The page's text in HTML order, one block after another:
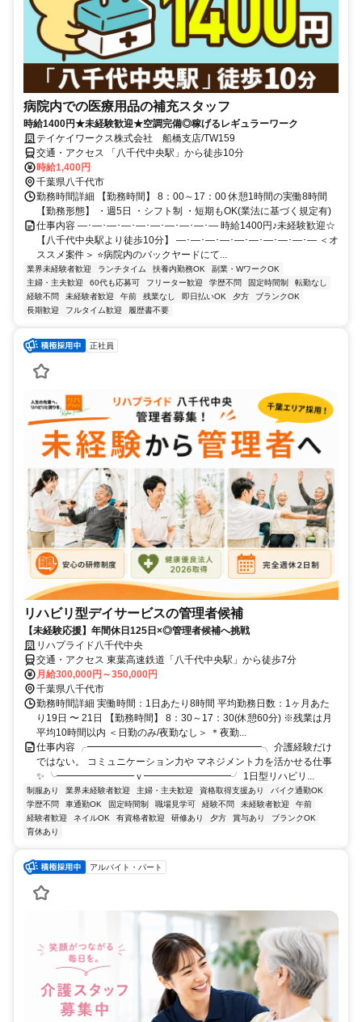
病院内での医療用品の補充スタッフ
時給1400円★未経験歓迎★空調完備◎稼げるレギュラーワーク
テイケイワークス株式会社 船橋支店/TW159
交通・アクセス 「八千代中央駅」から徒歩10分
時給1,400円
千葉県八千代市
勤務時間詳細 【勤務時間】 8：00～17：00 休憩1時間の実働8時間
【勤務形態】 ・週5日 ・シフト制 ・短期もOK(業法に基づく規定有)
仕事内容 ―･―･―･―･―･―･―･―･―･― 時給1400円♪未経験歓迎☆
【八千代中央駅より徒歩10分】 ―･―･―･―･―･―･―･―･―･― ＜オ
ススメ案件＞ ⭐病院内のバックヤードにて...
業界未経験者歓迎 ランチタイム 扶養内勤務OK
副業・WワークOK
主婦・主夫歓迎
60代も応募可 フリーター歓迎 学歴不問 固定時間制
転勤なし
経験不問
未経験者歓迎 午前 残業なし 即日払いOK 夕方
ブランクOK
長期歓迎
フルタイム歓迎 履歴書不要
正社員
リハビリ型デイサービスの管理者候補
【未経験応援】年間休日125日×◎管理者候補へ挑戦
リハプライド八千代中央
交通・アクセス 東葉高速鉄道「八千代中央駅」から徒歩7分
月給300,000円～350,000円
千葉県八千代市
勤務時間詳細 実働時間：1日あたり8時間 平均勤務日数：1ヶ月あた
り19日 〜 21日 【勤務時間】 8：30～17：30(休憩60分) ※残業は月
平均10時間以内 ＜日勤のみ/夜勤なし＞ ＊夜勤...
仕事内容 ╭━━━━━━━━━━━━━━━━━━╮ 介護経験だけ
ではない。 コミュニケーション力や マネジメント力を活かせる仕事
✨ ╰━━━━━━━━ｖ━━━━━━━━━╯ 1日型リハビリ...
制服あり 業界未経験者歓迎 主婦・主夫歓迎 資格取得支援あり
バイク通勤OK
学歴不問
車通勤OK 固定時間制 職場見学可 経験不問 未経験者歓迎
午前
経験者歓迎
ネイルOK 有資格者歓迎 研修あり 夕方 賞与あり
ブランクOK
育休あり
アルバイト・パート